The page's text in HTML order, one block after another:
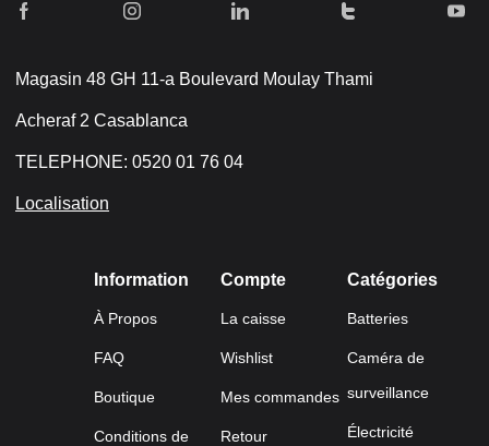
Magasin 48 GH 11-a Boulevard Moulay Thami
Acheraf 2 Casablanca
TELEPHONE: 0520 01 76 04
Localisation
Information
À Propos
FAQ
Boutique
Conditions de
Compte
La caisse
Wishlist
Mes commandes
Retour
Catégories
Batteries
Caméra de
surveillance
Électricité